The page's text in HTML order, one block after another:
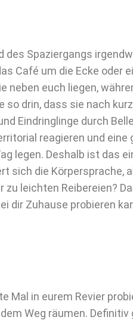
des Spaziergangs
Café um die Ecke oder
neben euch liegen,
drin, dass sie nach
Eindringlinge durch
reagieren und eine
legen. Deshalb ist das
sich die Körpersprache,
leichten Reibereien?
dir Zuhause probieren
Mal in eurem Revier
Weg räumen. Definitiv